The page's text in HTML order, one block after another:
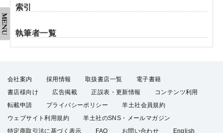
索引
執筆者一覧
会社案内 採用情報 取扱書店一覧
電子書籍
書店様向け
広告掲載 正誤表・更新情報
コンテンツ利用
転載申請
プライバシーポリシー
羊土社会員規約
ウェブサイト利用規約
羊土社のSNS・メールマガジン
特定商取引法に基づく表示
FAQ お問い合わせ English